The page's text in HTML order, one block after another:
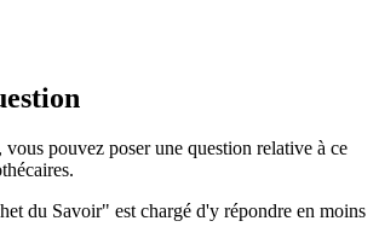
vous pouvez poser une question relative à ce
du Savoir" est chargé d'y répondre en moins